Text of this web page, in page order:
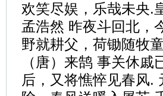
欢笑尽娱，乐哉未央.
孟浩然 昨夜斗回北，
野就耕父，荷锄随牧
（唐）来鹄 事关休
后，又将憔悴见春风.